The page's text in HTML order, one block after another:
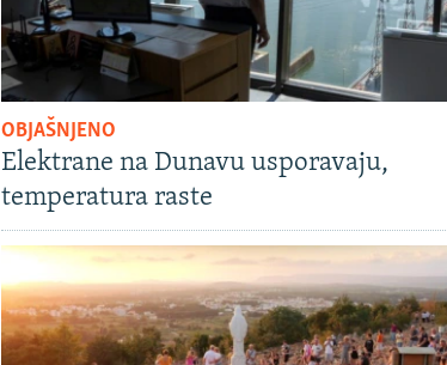
OBJAŠNJENO
Elektrane na Dunavu usporavaju,
temperatura raste